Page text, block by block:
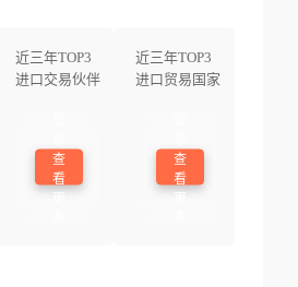
近三年TOP3
进口交易伙伴
查
看
近三年TOP3
进口贸易国家
查
看